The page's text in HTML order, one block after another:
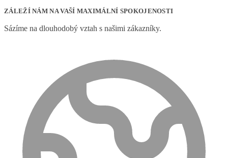
ZÁLEŽÍ NÁM NA VAŠÍ MAXIMÁLNÍ SPOKOJENOSTI
Sázíme na dlouhodobý vztah s našimi zákazníky.